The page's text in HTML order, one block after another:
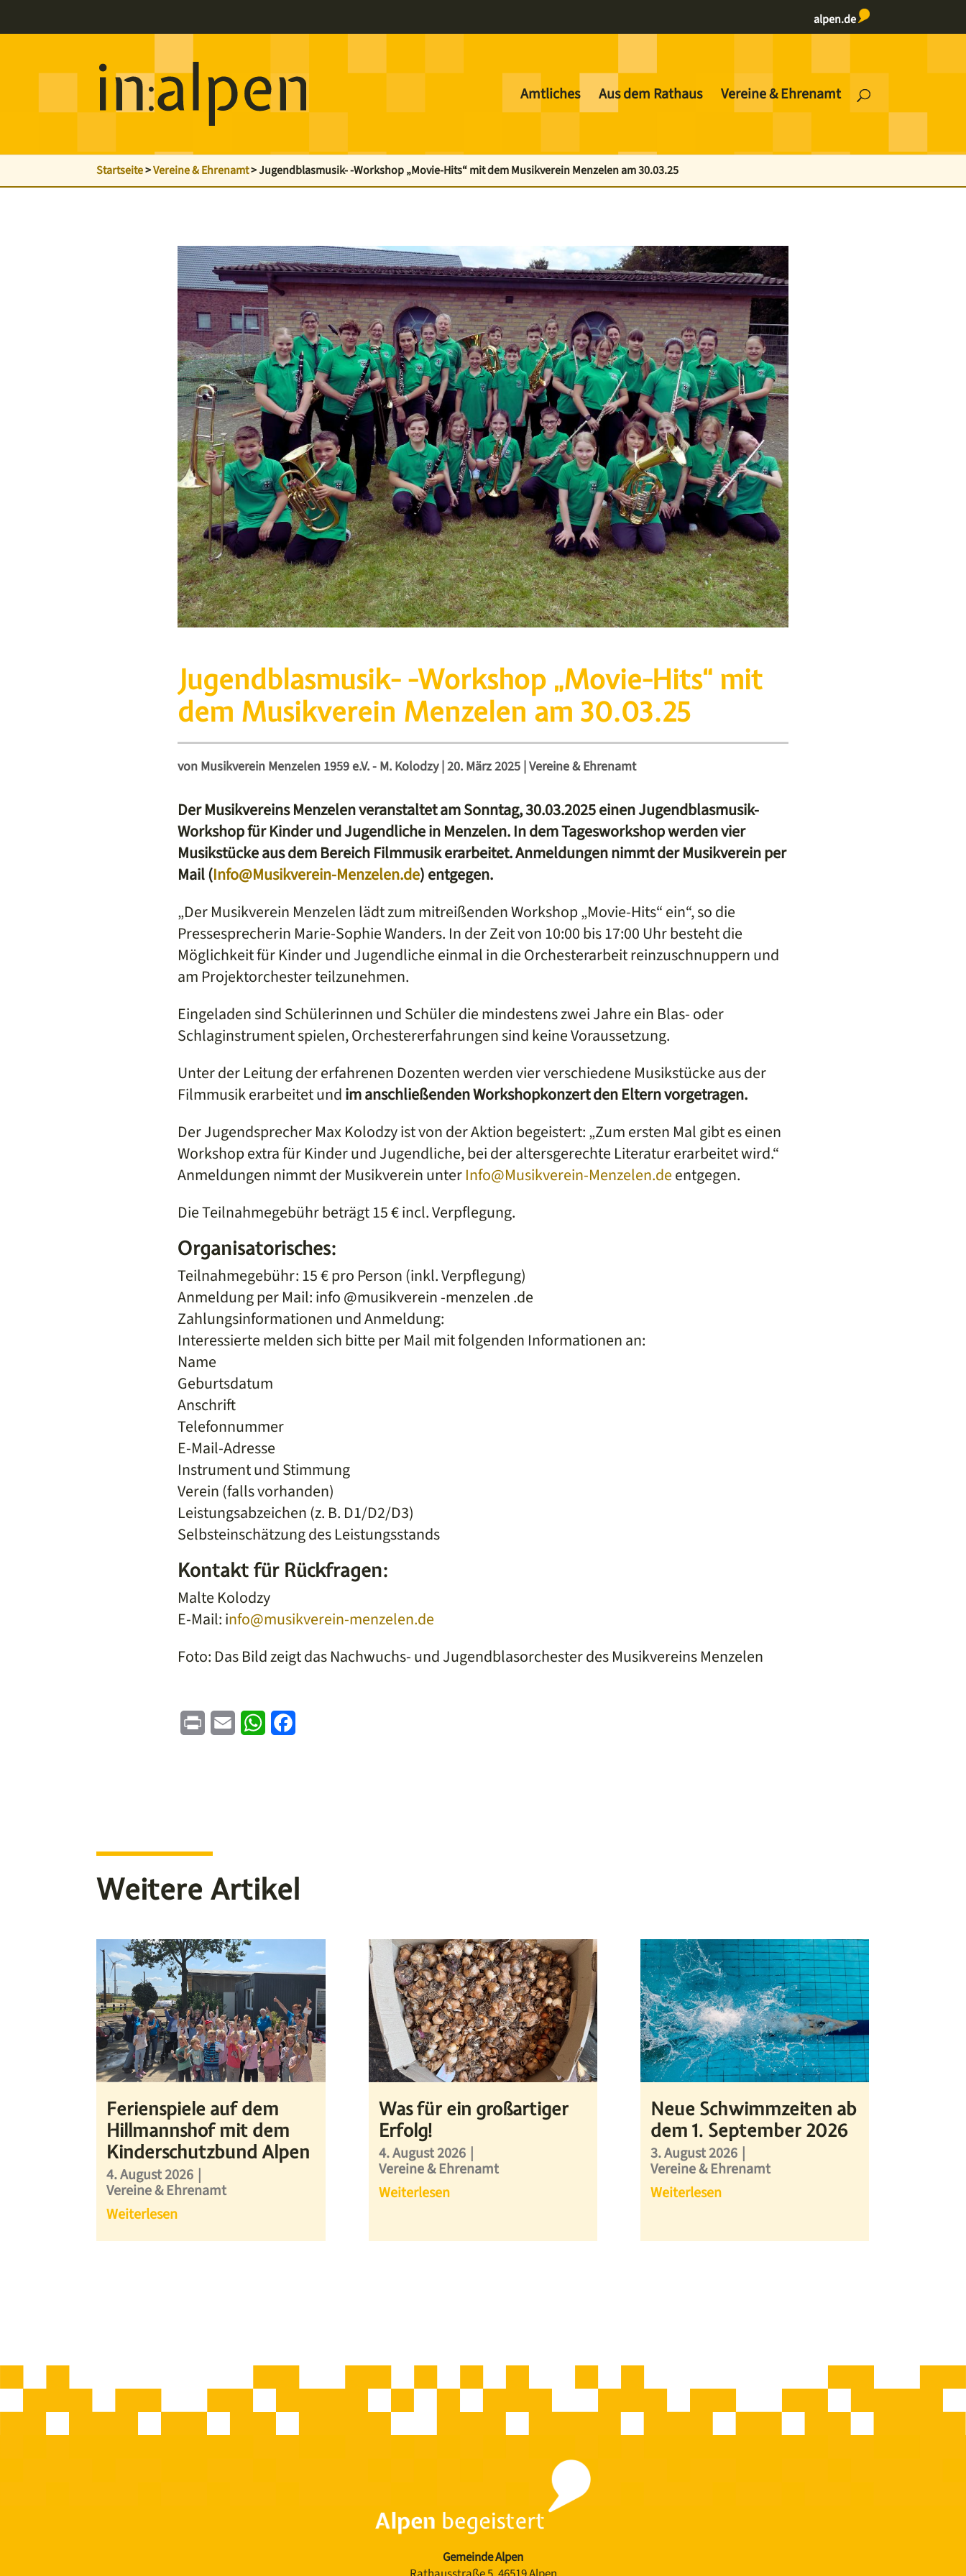
alpen.de
Amtliches Aus dem Rathaus Vereine & Ehrenamt
Startseite>Vereine & Ehrenamt>Jugendblasmusik- -Workshop „Movie-Hits“ mit dem Musikverein Menzelen am 30.03.25
Jugendblasmusik- -Workshop „Movie-Hits“ mit
dem Musikverein Menzelen am 30.03.25
von Musikverein Menzelen 1959 e.V. - M. Kolodzy|20. März 2025 |Vereine & Ehrenamt
Der Musikvereins Menzelen veranstaltet am Sonntag, 30.03.2025 einen Jugendblasmusik-
Workshop für Kinder und Jugendliche in Menzelen. In dem Tagesworkshop werden vier
Musikstücke aus dem Bereich Filmmusik erarbeitet. Anmeldungen nimmt der Musikverein per
Mail (Info@Musikverein-Menzelen.de) entgegen.
„Der Musikverein Menzelen lädt zum mitreißenden Workshop „Movie-Hits“ ein“, so die
Pressesprecherin Marie-Sophie Wanders. In der Zeit von 10:00 bis 17:00 Uhr besteht die
Möglichkeit für Kinder und Jugendliche einmal in die Orchesterarbeit reinzuschnuppern und
am Projektorchester teilzunehmen.
Eingeladen sind Schülerinnen und Schüler die mindestens zwei Jahre ein Blas- oder
Schlaginstrument spielen, Orchestererfahrungen sind keine Voraussetzung.
Unter der Leitung der erfahrenen Dozenten werden vier verschiedene Musikstücke aus der
Filmmusik erarbeitet undim anschließenden Workshopkonzert den Eltern vorgetragen.
Der Jugendsprecher Max Kolodzy ist von der Aktion begeistert: „Zum ersten Mal gibt es einen
Workshop extra für Kinder und Jugendliche, bei der altersgerechte Literatur erarbeitet wird.“
Anmeldungen nimmt der Musikverein unterInfo@Musikverein-Menzelen.deentgegen.
Die Teilnahmegebühr beträgt 15 € incl. Verpflegung.
Organisatorisches:
Teilnahmegebühr: 15 € pro Person (inkl. Verpflegung)
Anmeldung per Mail: info @musikverein -menzelen .de
Zahlungsinformationen und Anmeldung:
Interessierte melden sich bitte per Mail mit folgenden Informationen an:
Name
Geburtsdatum
Anschrift
Telefonnummer
E-Mail-Adresse
Instrument und Stimmung
Verein (falls vorhanden)
Leistungsabzeichen (z. B. D1/D2/D3)
Selbsteinschätzung des Leistungsstands
Kontakt für Rückfragen:
Malte Kolodzy
E-Mail: info@musikverein-menzelen.de
Foto: Das Bild zeigt das Nachwuchs- und Jugendblasorchester des Musikvereins Menzelen
Print Email WhatsApp
Weitere Artikel
Ferienspiele auf dem
Hillmannshof mit dem
Kinderschutzbund Alpen
4. August 2026 |
Vereine & Ehrenamt
Weiterlesen
Was für ein großartiger
Erfolg!
4. August 2026 |
Vereine & Ehrenamt
Weiterlesen
Neue Schwimmzeiten ab
dem 1. September 2026
3. August 2026 |
Vereine & Ehrenamt
Weiterlesen
Gemeinde Alpen